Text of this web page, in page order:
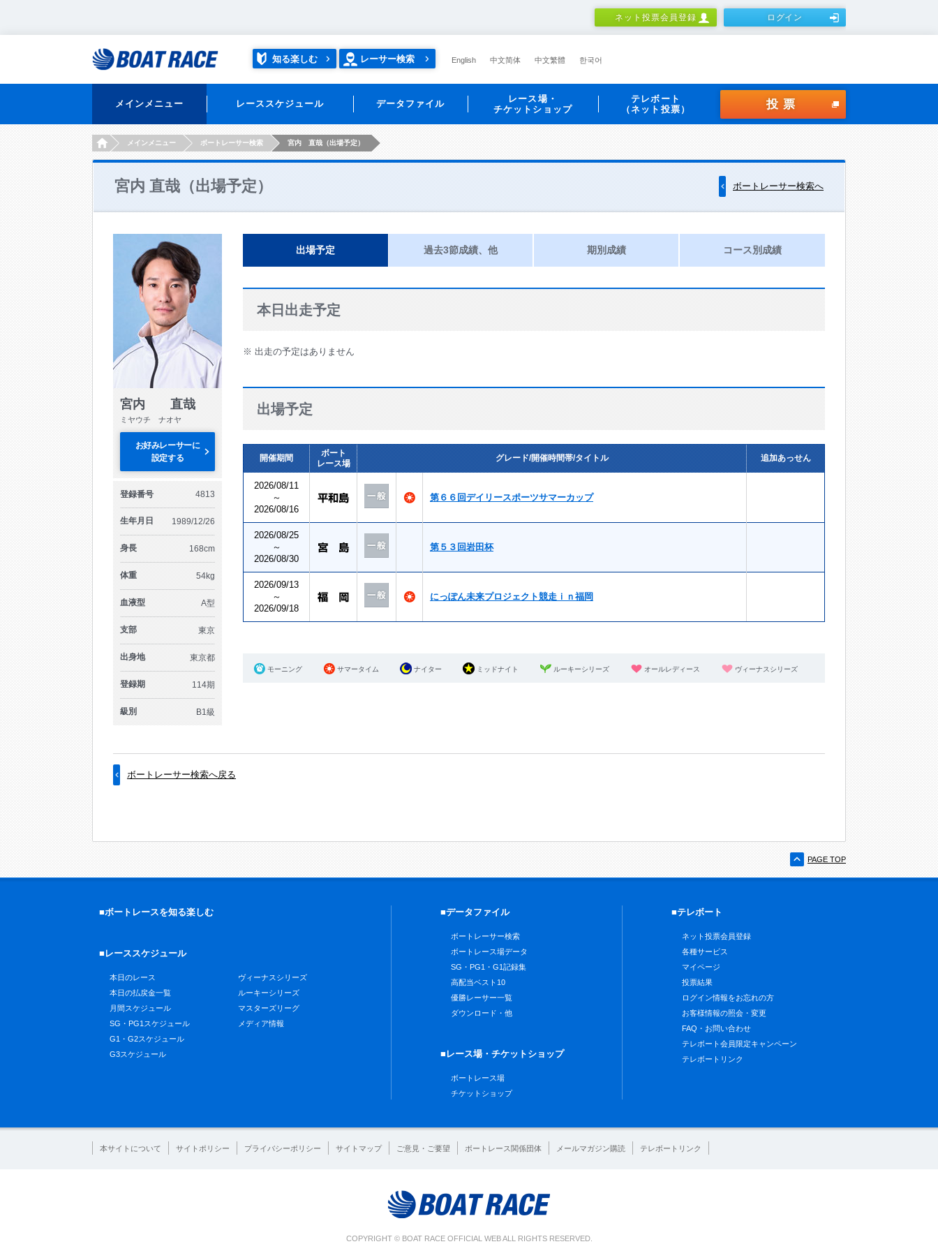
ネット投票会員登録 ログイン
知る楽しむ レーサー検索 English 中文简体 中文繁體 한국어
メインメニュー レーススケジュール データファイル
レース場・
チケットショップ
テレボート
（ネット投票）
投票
HOMEメインメニュー ボートレーサー検索 宮内 直哉（出場予定）
宮内 直哉（出場予定） ボートレーサー検索へ
宮内 直哉
ミヤウチ ナオヤ
お好みレーサーに
設定する
登録番号 4813
生年月日 1989/12/26
身長 168cm
体重 54kg
血液型 A型
支部 東京
出身地 東京都
登録期 114期
級別 B1級
出場予定 過去3節成績、他 期別成績 コース別成績
本日出走予定
※ 出走の予定はありません
出場予定
開催期間
ボート
レース場
グレード/開催時間帯/タイトル 追加あっせん
2026/08/11
～
2026/08/16
第６６回デイリースポーツサマーカップ
2026/08/25
～
2026/08/30
第５３回岩田杯
2026/09/13
～
2026/09/18
にっぽん未来プロジェクト競走ｉｎ福岡
モーニング サマータイム ナイター ミッドナイト ルーキーシリーズ オールレディース ヴィーナスシリーズ
ボートレーサー検索へ戻る
PAGE TOP
■ボートレースを知る楽しむ
■レーススケジュール
本日のレース
本日の払戻金一覧
月間スケジュール
SG・PG1スケジュール
G1・G2スケジュール
G3スケジュール
ヴィーナスシリーズ
ルーキーシリーズ
マスターズリーグ
メディア情報
■データファイル
ボートレーサー検索
ボートレース場データ
SG・PG1・G1記録集
高配当ベスト10
優勝レーサー一覧
ダウンロード・他
■レース場・チケットショップ
ボートレース場
チケットショップ
■テレボート
ネット投票会員登録
各種サービス
マイページ
投票結果
ログイン情報をお忘れの方
お客様情報の照会・変更
FAQ・お問い合わせ
テレボート会員限定キャンペーン
テレボートリンク
本サイトについて サイトポリシー プライバシーポリシー サイトマップ ご意見・ご要望 ボートレース関係団体 メールマガジン購読 テレボートリンク
COPYRIGHT © BOAT RACE OFFICIAL WEB ALL RIGHTS RESERVED.